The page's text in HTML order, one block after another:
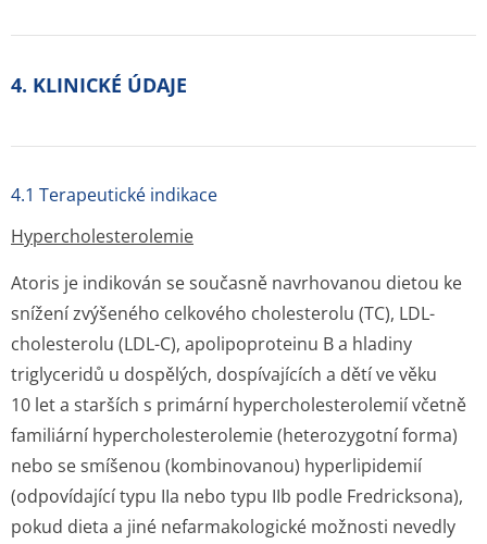
4. KLINICKÉ ÚDAJE
4.1 Terapeutické indikace
Hypercholeste­rolemie
Atoris je indikován se současně navrhovanou dietou ke
snížení zvýšeného celkového cholesterolu (TC), LDL-
cholesterolu (LDL-C), apolipoproteinu B a hladiny
triglyceridů u dospělých, dospívajících a dětí ve věku
10 let a starších s primární hypercholeste­rolemií včetně
familiární hypercholeste­rolemie (heterozygotní forma)
nebo se smíšenou (kombinovanou) hyperlipidemií
(odpovídající typu IIa nebo typu IIb podle Fredricksona),
pokud dieta a jiné nefarmakologické možnosti nevedly